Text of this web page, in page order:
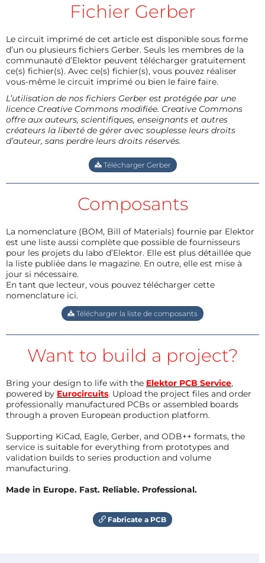
Fichier Gerber
Le circuit imprimé de cet article est disponible sous forme
d’un ou plusieurs fichiers Gerber. Seuls les membres de la
communauté d’Elektor peuvent télécharger gratuitement
ce(s) fichier(s). Avec ce(s) fichier(s), vous pouvez réaliser
vous-même le circuit imprimé ou bien le faire faire.
L’utilisation de nos fichiers Gerber est protégée par une
licence Creative Commons modifiée. Creative Commons
offre aux auteurs, scientifiques, enseignants et autres
créateurs la liberté de gérer avec souplesse leurs droits
d’auteur, sans perdre leurs droits réservés.
Télécharger Gerber
Composants
La nomenclature (BOM, Bill of Materials) fournie par Elektor
est une liste aussi complète que possible de fournisseurs
pour les projets du labo d’Elektor. Elle est plus détaillée que
la liste publiée dans le magazine. En outre, elle est mise à
jour si nécessaire.
En tant que lecteur, vous pouvez télécharger cette
nomenclature ici.
Télécharger la liste de composants
Want to build a project?
Bring your design to life with the Elektor PCB Service,
powered by Eurocircuits. Upload the project files and order
professionally manufactured PCBs or assembled boards
through a proven European production platform.
Supporting KiCad, Eagle, Gerber, and ODB++ formats, the
service is suitable for everything from prototypes and
validation builds to series production and volume
manufacturing.
Made in Europe. Fast. Reliable. Professional.
Fabricate a PCB